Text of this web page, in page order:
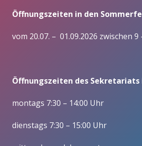
Öffnungszeiten in den
vom 20.07. – 01.09.2026 zwischen 9
Öffnungszeiten des
montags 7:30 – 14:00 Uhr
dienstags 7:30 – 15:00 Uhr